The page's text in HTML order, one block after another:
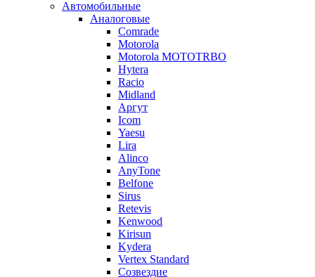
Автомобильные
Аналоговые
Comrade
Motorola
Motorola MOTOTRBO
Hytera
Racio
Midland
Аргут
Icom
Yaesu
Lira
Alinco
AnyTone
Belfone
Sirus
Retevis
Kenwood
Kirisun
Kydera
Vertex Standard
Созвездие